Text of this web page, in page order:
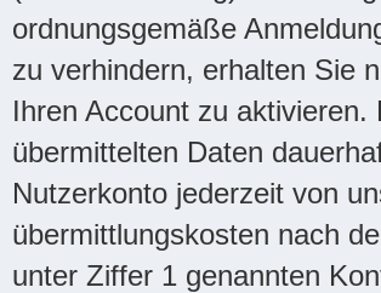
ordnungsgemäße
zu verhindern, erhalten Sie
Ihren Account zu
übermittelten Daten
Nutzerkonto jederzeit von
übermittlungskosten nach
unter Ziffer 1 genannten